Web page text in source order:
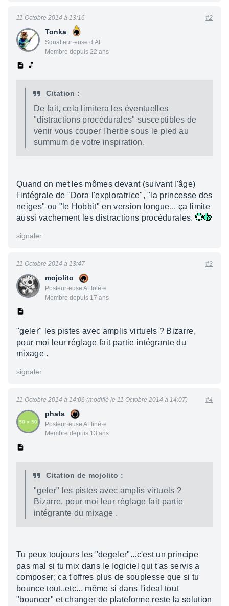
Tonka
Squatteur·euse d’AF
Membre depuis 22 ans
11 Octobre 2014 à 13:16 #2
Citation :
De fait, cela limitera les éventuelles
"distractions procédurales" susceptibles de
venir vous couper l'herbe sous le pied au
summum de votre inspiration.
Quand on met les mômes devant (suivant l'âge)
l'intégrale de "Dora l'exploratrice", "la princesse des
neiges" ou "le Hobbit" en version longue... ça limite
aussi vachement les distractions procédurales.
signaler
mojolito
Posteur·euse AFfolé·e
Membre depuis 17 ans
11 Octobre 2014 à 13:47 #3
"geler" les pistes avec amplis virtuels ? Bizarre,
pour moi leur réglage fait partie intégrante du
mixage .
signaler
phata
Posteur·euse AFfiné·e
Membre depuis 13 ans
11 Octobre 2014 à 14:06 (modifié le 11 Octobre 2014 à 14:07) #4
Citation de mojolito :
"geler" les pistes avec amplis virtuels ?
Bizarre, pour moi leur réglage fait partie
intégrante du mixage .
Tu peux toujours les "degeler"...c'est un principe
pas mal si tu mix dans le logiciel qui t'as servis a
composer; ca t'offres plus de souplesse que si tu
bounce tout..etc... même si dans l'ideal tout
"bouncer" et changer de plateforme reste la solution